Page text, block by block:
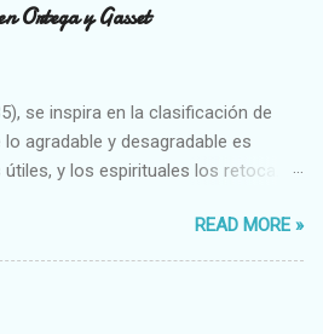
Ortega y Gasset
se inspira en la clasificación de
agradable y desagradable es
y los espirituales los retoca.
Sano-Enfermo Selecto-
Débil,etc. 3 ESPIRITUALES a)
Error Exacto-Aproximado
Bueno-malo Bondadoso-
READ MORE »